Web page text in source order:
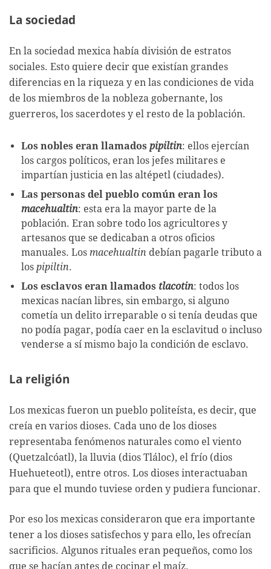
La sociedad
En la sociedad mexica había división de estratos
sociales. Esto quiere decir que existían grandes
diferencias en la riqueza y en las condiciones de vida
de los miembros de la nobleza gobernante, los
guerreros, los sacerdotes y el resto de la población.
Los nobles eran llamados pipiltin: ellos ejercían
los cargos políticos, eran los jefes militares e
impartían justicia en las altépetl (ciudades).
Las personas del pueblo común eran los
macehualtin: esta era la mayor parte de la
población. Eran sobre todo los agricultores y
artesanos que se dedicaban a otros oficios
manuales. Los macehualtin debían pagarle tributo a
los pipiltin.
Los esclavos eran llamados tlacotin: todos los
mexicas nacían libres, sin embargo, si alguno
cometía un delito irreparable o si tenía deudas que
no podía pagar, podía caer en la esclavitud o incluso
venderse a sí mismo bajo la condición de esclavo.
La religión
Los mexicas fueron un pueblo politeísta, es decir, que
creía en varios dioses. Cada uno de los dioses
representaba fenómenos naturales como el viento
(Quetzalcóatl), la lluvia (dios Tláloc), el frío (dios
Huehueteotl), entre otros. Los dioses interactuaban
para que el mundo tuviese orden y pudiera funcionar.
Por eso los mexicas consideraron que era importante
tener a los dioses satisfechos y para ello, les ofrecían
sacrificios. Algunos rituales eran pequeños, como los
que se hacían antes de cocinar el maíz.